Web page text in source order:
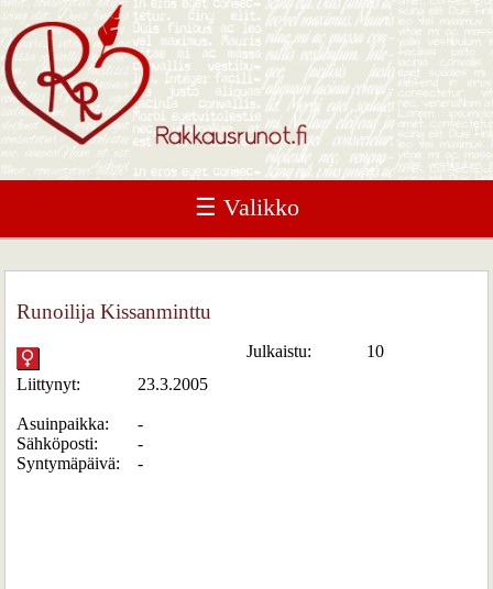
☰ Valikko
Runoilija Kissanminttu
Julkaistu:
10
Liittynyt:
23.3.2005
Asuinpaikka:
-
Sähköposti:
-
Syntymäpäivä:
-